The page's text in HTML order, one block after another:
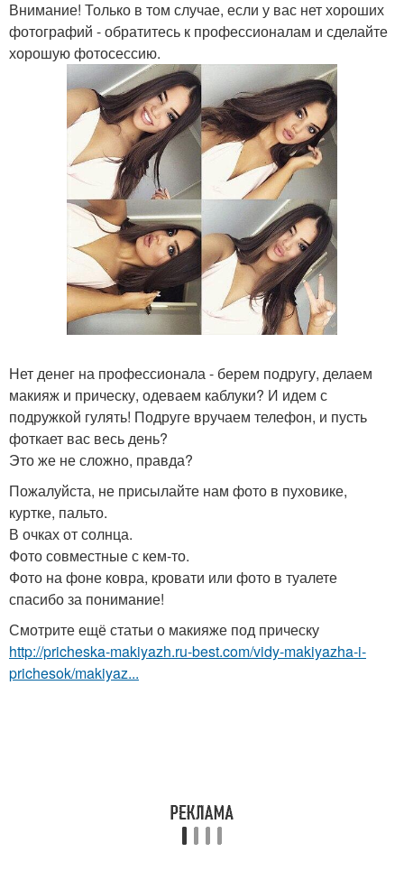
Внимание! Только в том случае, если у вас нет хороших
фотографий - обратитесь к профессионалам и сделайте
хорошую фотосессию.
Нет денег на профессионала - берем подругу, делаем
макияж и прическу, одеваем каблуки? И идем с
подружкой гулять! Подруге вручаем телефон, и пусть
фоткает вас весь день?
Это же не сложно, правда?
Пожалуйста, не присылайте нам фото в пуховике,
куртке, пальто.
В очках от солнца.
Фото совместные с кем-то.
Фото на фоне ковра, кровати или фото в туалете
спасибо за понимание!
Смотрите ещё статьи о макияже под прическу
http://pricheska-makiyazh.ru-best.com/vidy-makiyazha-i-
prichesok/makiyaz...